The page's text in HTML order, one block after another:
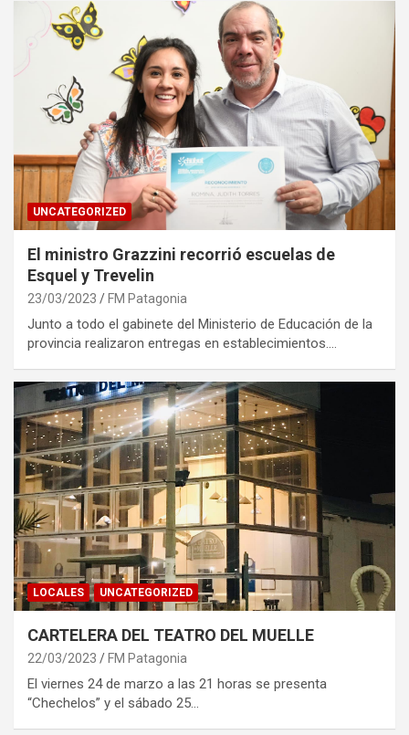
UNCATEGORIZED
El ministro Grazzini recorrió escuelas de
Esquel y Trevelin
23/03/2023 FM Patagonia
Junto a todo el gabinete del Ministerio de Educación de la
provincia realizaron entregas en establecimientos.…
LOCALES UNCATEGORIZED
CARTELERA DEL TEATRO DEL MUELLE
22/03/2023 FM Patagonia
El viernes 24 de marzo a las 21 horas se presenta
“Chechelos” y el sábado 25…